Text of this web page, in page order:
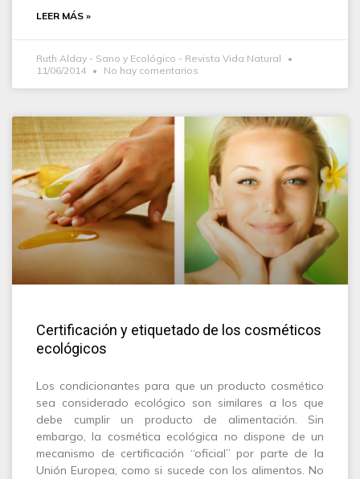
LEER MÁS »
Ruth Alday - Sano y Ecológico - Revista Vida Natural
11/06/2014
No hay comentarios
Certificación y etiquetado de los cosméticos
ecológicos
Los condicionantes para que un producto cosmético
sea considerado ecológico son similares a los que
debe cumplir un producto de alimentación. Sin
embargo, la cosmética ecológica no dispone de un
mecanismo de certificación “oficial” por parte de la
Unión Europea, como si sucede con los alimentos. No